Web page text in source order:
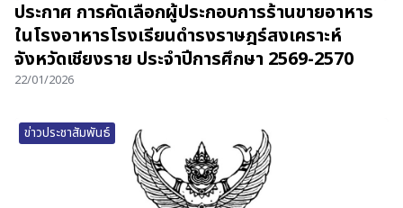
ประกาศ การคัดเลือกผู้ประกอบการร้านขายอาหาร
ในโรงอาหารโรงเรียนดำรงราษฎร์สงเคราะห์
จังหวัดเชียงราย ประจำปีการศึกษา 2569-2570
22/01/2026
ข่าวประชาสัมพันธ์